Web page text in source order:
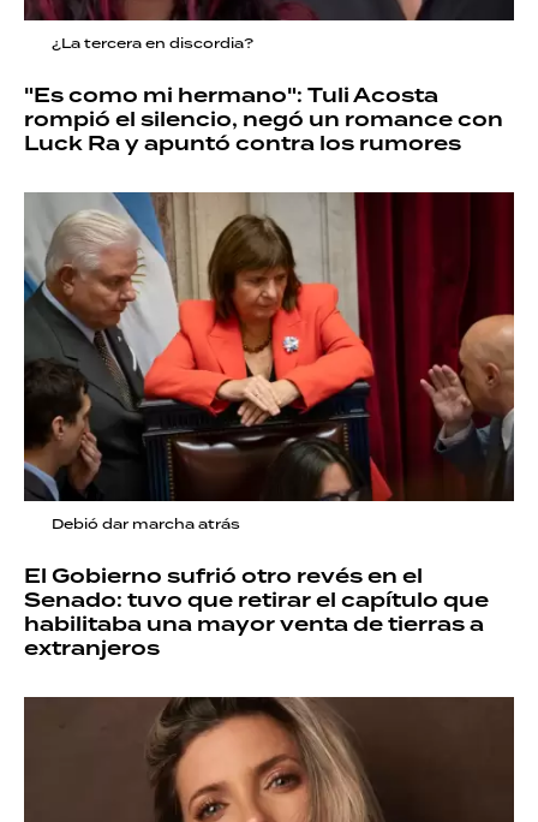
¿La tercera en discordia?
"Es como mi hermano": Tuli Acosta
rompió el silencio, negó un romance con
Luck Ra y apuntó contra los rumores
Debió dar marcha atrás
El Gobierno sufrió otro revés en el
Senado: tuvo que retirar el capítulo que
habilitaba una mayor venta de tierras a
extranjeros